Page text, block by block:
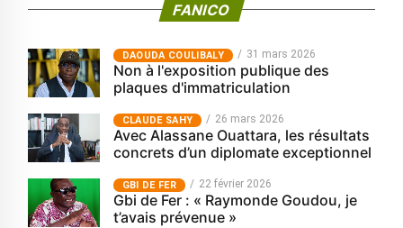
FANICO
‎DAOUDA COULIBALY 31 mars 2026
Non à l'exposition publique des
plaques d'immatriculation
CLAUDE SAHY 26 mars 2026
Avec Alassane Ouattara, les résultats
concrets d’un diplomate exceptionnel
GBI DE FER 22 février 2026
Gbi de Fer : « Raymonde Goudou, je
t’avais prévenue »